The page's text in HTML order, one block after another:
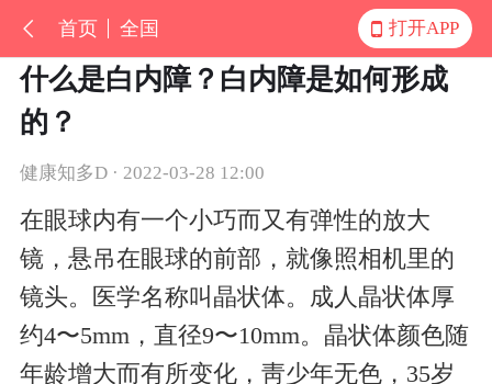
首页 全国 打开APP
什么是白内障？白内障是如何形成
的？
健康知多D · 2022-03-28 12:00
在眼球内有一个小巧而又有弹性的放大
镜，悬吊在眼球的前部，就像照相机里的
镜头。医学名称叫晶状体。成人晶状体厚
约4〜5mm，直径9〜10mm。晶状体颜色随
年龄增大而有所变化，靑少年无色，35岁